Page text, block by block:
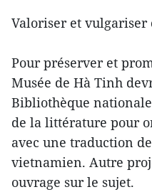
Valoriser et
Pour préserver et
Musée de Hà Tinh
Bibliothèque
de la littérature pour
avec une traduction
vietnamien. Autre
ouvrage sur le sujet.